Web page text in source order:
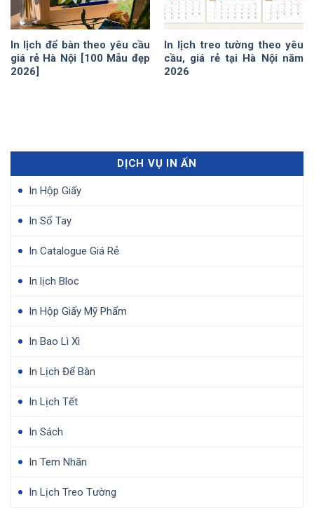
In lịch để bàn theo yêu cầu
giá rẻ Hà Nội [100 Mẫu đẹp
2026]
In lịch treo tường theo yêu
cầu, giá rẻ tại Hà Nội năm
2026
DỊCH VỤ IN ẤN
In Hộp Giấy
In Sổ Tay
In Catalogue Giá Rẻ
In lịch Bloc
In Hộp Giấy Mỹ Phẩm
In Bao Lì Xì
In Lịch Để Bàn
In Lịch Tết
In Sách
In Tem Nhãn
In Lịch Treo Tường